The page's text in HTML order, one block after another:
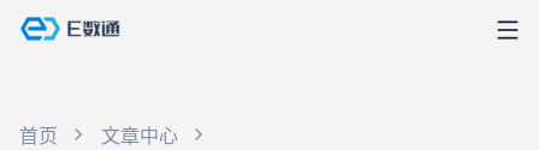
首页
文章中心